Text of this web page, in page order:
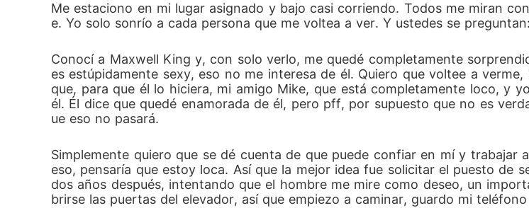
Me estaciono en mi lugar asignado y bajo casi corriendo. Todos me miran
e. Yo solo sonrío a cada persona que me voltea a ver. Y ustedes se
Conocí a Maxwell King y, con solo verlo, me quedé completamente
es estúpidamente sexy, eso no me interesa de él. Quiero que voltee a
que, para que él lo hiciera, mi amigo Mike, que está completamente loco, y
él. Él dice que quedé enamorada de él, pero pff, por supuesto que no es
ue eso no pasará.
Simplemente quiero que se dé cuenta de que puede confiar en mí y trabajar
eso, pensaría que estoy loca. Así que la mejor idea fue solicitar el puesto de
dos años después, intentando que el hombre me mire como deseo, un
brirse las puertas del elevador, así que empiezo a caminar, guardo mi